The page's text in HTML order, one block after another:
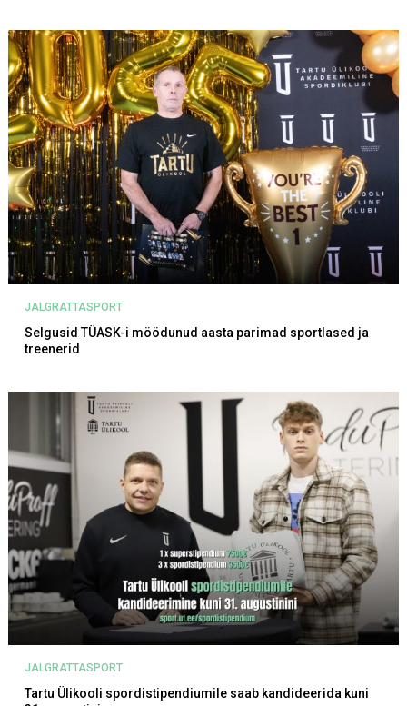
JALGRATTASPORT
Selgusid TÜASK-i möödunud aasta parimad sportlased ja
treenerid
JALGRATTASPORT
Tartu Ülikooli spordistipendiumile saab kandideerida kuni